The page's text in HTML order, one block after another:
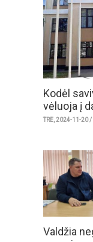
Kodėl
vėluoja į
TRE, 2024-11-20 /
Valdžia